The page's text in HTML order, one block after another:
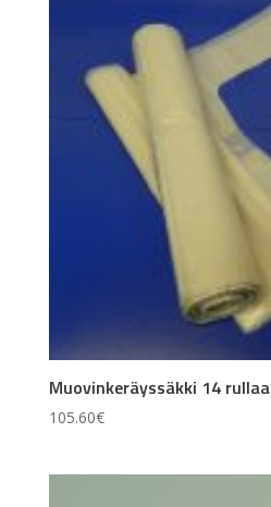
Muovinkeräyssäkki 14 rullaa
105.60€